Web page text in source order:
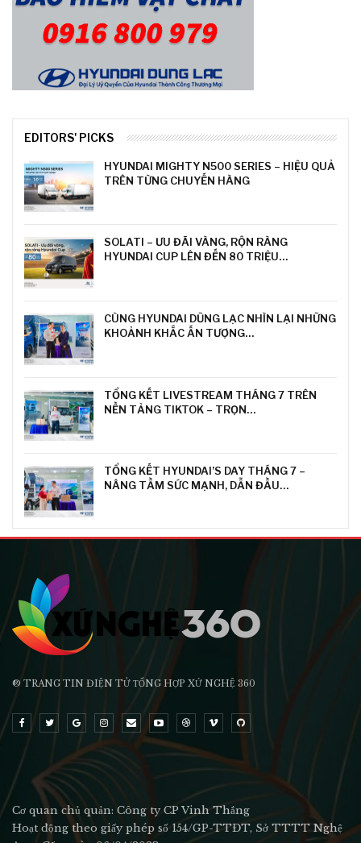
EDITORS' PICKS
HYUNDAI MIGHTY N500 SERIES – HIỆU QUẢ
TRÊN TỪNG CHUYẾN HÀNG
SOLATI – ƯU ĐÃI VÀNG, RỘN RÀNG
HYUNDAI CUP LÊN ĐẾN 80 TRIỆU…
CÙNG HYUNDAI DŨNG LẠC NHÌN LẠI NHỮNG
KHOẢNH KHẮC ẤN TƯỢNG…
TỔNG KẾT LIVESTREAM THÁNG 7 TRÊN
NỀN TẢNG TIKTOK – TRỌN…
TỔNG KẾT HYUNDAI’S DAY THÁNG 7 –
NÂNG TẦM SỨC MẠNH, DẪN ĐẦU…
® TRANG TIN ĐIỆN TỬ ТỔNG HỢP XỨ NGHỆ 360
Cơ quan chủ quản: Công ty CP Vinh Thắng
Hoạt động theo giấy phép số 154/GP-TTĐT, Sở TTTT Nghệ